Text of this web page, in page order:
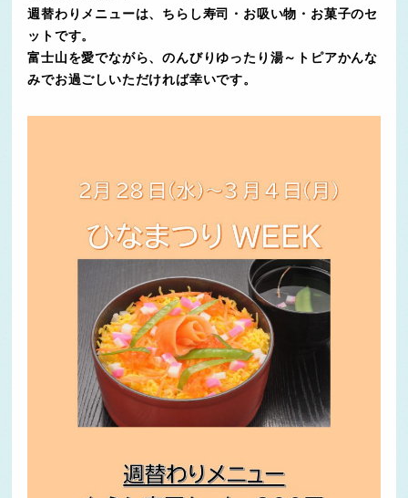
週替わりメニューは、ちらし寿司・お吸い物・お菓子のセ
ットです。
富士山を愛でながら、のんびりゆったり湯～トピアかんな
みでお過ごしいただければ幸いです。